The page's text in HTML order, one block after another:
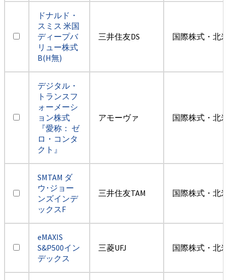
ドナルド・
スミス 米国
ディープバ
リュー株式
B(H無)
三井住友DS 国際株式・北
デジタル・
トランスフ
ォーメーシ
ョン株式
『愛称： ゼ
ロ・コンタ
クト』
アモーヴァ 国際株式・北
SMTAM ダ
ウ･ジョー
ンズインデ
ックスF
三井住友TAM 国際株式・北
eMAXIS
S&P500イン
デックス
三菱UFJ 国際株式・北